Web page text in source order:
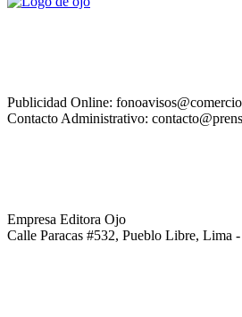
Publicidad Online:
Contacto Administrativo:
Empresa Editora Ojo
Calle Paracas #532, Pueblo Libre, Lima -